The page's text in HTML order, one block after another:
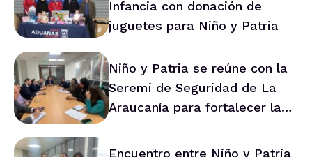
Infancia con donación de
juguetes para Niño y Patria
Niño y Patria se reúne con la
Seremi de Seguridad de La
Araucanía para fortalecer la
Encuentro entre Niño y Patria